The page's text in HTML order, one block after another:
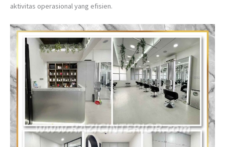
aktivitas operasional yang efisien.